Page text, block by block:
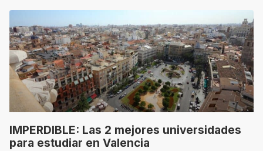
IMPERDIBLE: Las 2 mejores universidades
para estudiar en Valencia